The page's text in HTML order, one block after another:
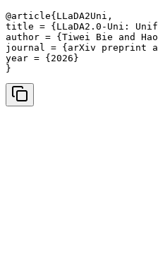
@article{LLaDA2Uni,
title = {LLaDA2.0-Uni:
author = {Tiwei Bie and
journal = {arXiv preprint
year = {2026}
}